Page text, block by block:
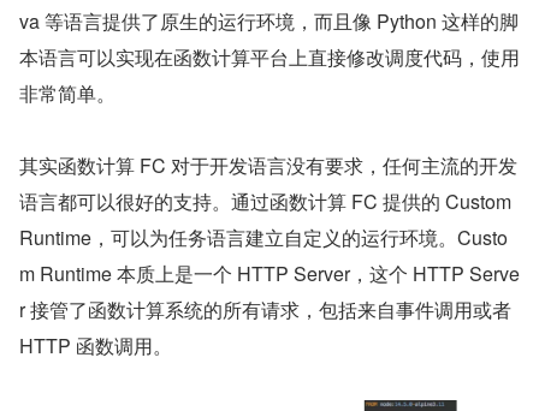
va 等语言提供了原生的运行环境，而且像 Python 这样的脚
本语言可以实现在函数计算平台上直接修改调度代码，使用
非常简单。
其实函数计算 FC 对于开发语言没有要求，任何主流的开发
语言都可以很好的支持。通过函数计算 FC 提供的 Custom
Runtime，可以为任务语言建立自定义的运行环境。Custo
m Runtime 本质上是一个 HTTP Server，这个 HTTP Serve
r 接管了函数计算系统的所有请求，包括来自事件调用或者
HTTP 函数调用。